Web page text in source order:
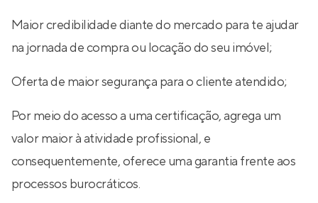
Maior credibilidade diante do mercado para te ajudar
na jornada de compra ou locação do seu imóvel;
Oferta de maior segurança para o cliente atendido;
Por meio do acesso a uma certificação, agrega um
valor maior à atividade profissional, e
consequentemente, oferece uma garantia frente aos
processos burocráticos.